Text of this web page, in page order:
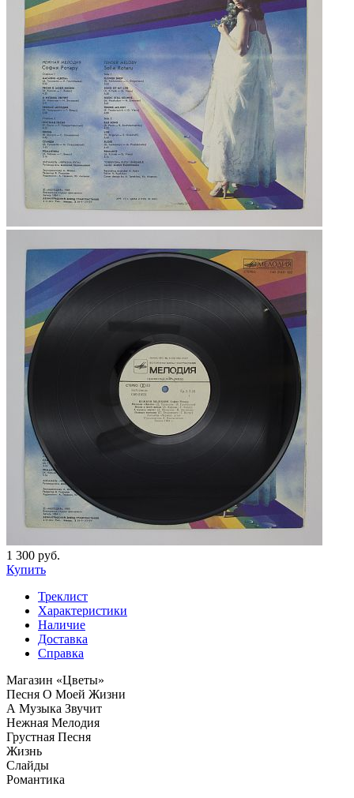
1 300 руб.
Купить
Треклист
Характеристики
Наличие
Доставка
Справка
Магазин «Цветы»
Песня О Моей Жизни
А Музыка Звучит
Нежная Мелодия
Грустная Песня
Жизнь
Слайды
Романтика